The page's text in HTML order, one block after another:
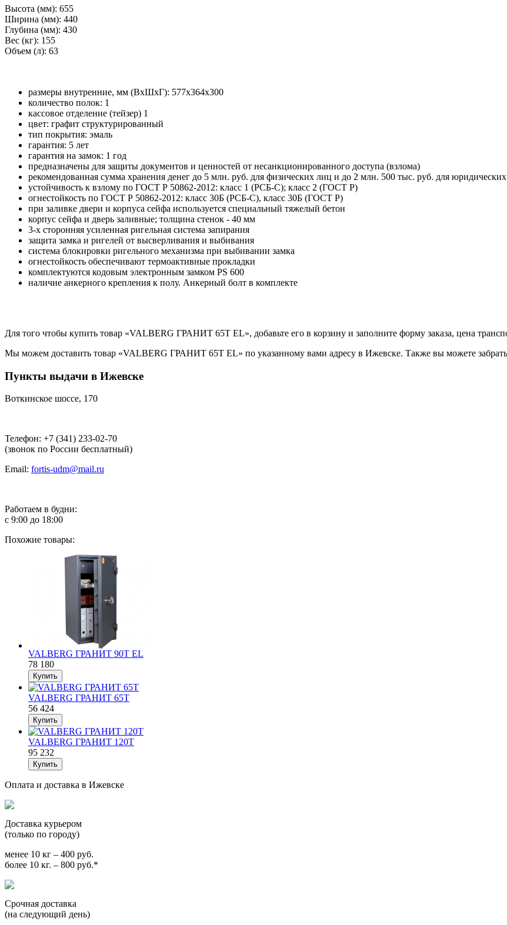
Высота (мм): 655
Ширина (мм): 440
Глубина (мм): 430
Вес (кг): 155
Объем (л): 63
размеры внутренние, мм (ВхШхГ): 577x364x300
количество полок: 1
кассовое отделение (тейзер) 1
цвет: графит структурированный
тип покрытия: эмаль
гарантия: 5 лет
гарантия на замок: 1 год
предназначены для защиты документов и ценностей от несанкционированного доступа (взлома)
рекомендованная сумма хранения денег до 5 млн. руб. для физических лиц и до 2 млн. 500 тыс. руб. для
устойчивость к взлому по ГОСТ Р 50862-2012: класс 1 (РСБ-С); класс 2 (ГОСТ Р)
огнестойкость по ГОСТ Р 50862-2012: класс 30Б (РСБ-С), класс 30Б (ГОСТ Р)
при заливке двери и корпуса сейфа используется специальный тяжелый бетон
корпус сейфа и дверь заливные; толщина стенок - 40 мм
3-х сторонняя усиленная ригельная система запирания
защита замка и ригелей от высверливания и выбивания
система блокировки ригельного механизма при выбивании замка
огнестойкость обеспечивают термоактивные прокладки
комплектуются кодовым электронным замком PS 600
наличие анкерного крепления к полу. Анкерный болт в комплекте
Для того чтобы купить товар «VALBERG ГРАНИТ 65Т EL», добавьте его в корзину и заполните форму заказа, цена
Мы можем доставить товар «VALBERG ГРАНИТ 65Т EL» по указанному вами адресу в Ижевске. Также вы можете забрать
Пункты выдачи в Ижевске
Воткинское шоссе, 170
Телефон: +7 (341) 233-02-70
(звонок по России бесплатный)
Email: fortis-udm@mail.ru
Работаем в будни:
с 9:00 до 18:00
Похожие товары:
VALBERG ГРАНИТ 90Т EL
78 180
VALBERG ГРАНИТ 65Т
56 424
VALBERG ГРАНИТ 120Т
95 232
Оплата и доставка в Ижевске
Доставка курьером
(только по городу)
менее 10 кг – 400 руб.
более 10 кг. – 800 руб.*
Срочная доставка
(на следующий день)